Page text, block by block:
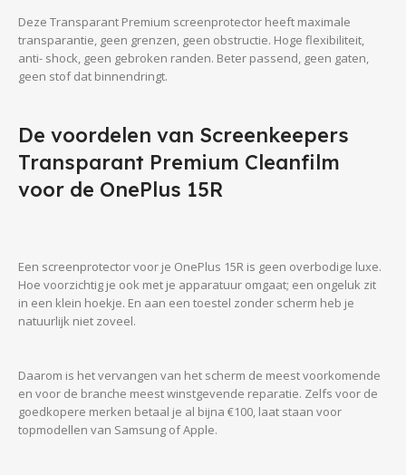
Deze Transparant Premium screenprotector heeft maximale
transparantie, geen grenzen, geen obstructie. Hoge flexibiliteit,
anti- shock, geen gebroken randen. Beter passend, geen gaten,
geen stof dat binnendringt.
De voordelen van Screenkeepers
Transparant Premium Cleanfilm
voor de OnePlus 15R
Een screenprotector voor je OnePlus 15R is geen overbodige luxe.
Hoe voorzichtig je ook met je apparatuur omgaat; een ongeluk zit
in een klein hoekje. En aan een toestel zonder scherm heb je
natuurlijk niet zoveel.
Daarom is het vervangen van het scherm de meest voorkomende
en voor de branche meest winstgevende reparatie. Zelfs voor de
goedkopere merken betaal je al bijna €100, laat staan voor
topmodellen van Samsung of Apple.